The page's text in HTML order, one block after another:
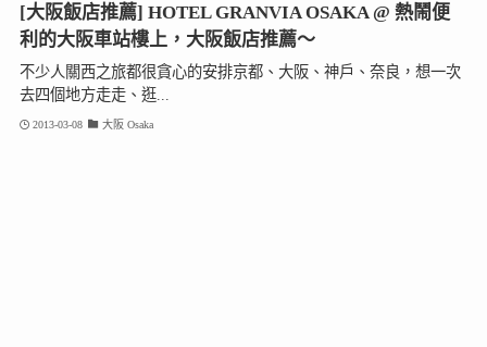
[大阪飯店推薦] HOTEL GRANVIA OSAKA @ 熱鬧便
利的大阪車站樓上，大阪飯店推薦～
不少人關西之旅都很貪心的安排京都、大阪、神戶、奈良，想一次
去四個地方走走、逛...
2013-03-08 大阪 Osaka